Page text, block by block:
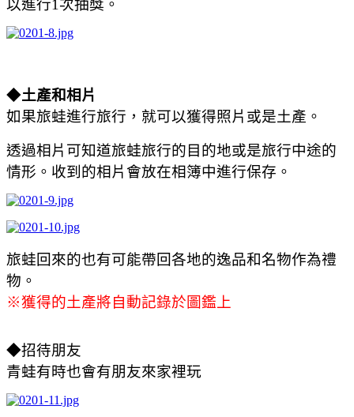
以進行1次抽獎。
◆土產和相片
如果旅蛙進行旅行，就可以獲得照片或是土產。
透過相片可知道旅蛙旅行的目的地或是旅行中途的
情形。收到的相片會放在相簿中進行保存。
旅蛙回來的也有可能帶回各地的逸品和名物作為禮
物。
※獲得的土產將自動記錄於圖鑑上
◆招待朋友
青蛙有時也會有朋友來家裡玩